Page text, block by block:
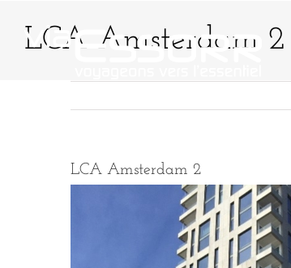
contenuLCA Amsterdam 2
LCA Amsterdam 2